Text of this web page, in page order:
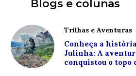
Blogs e colunas
Trilhas e Aventuras
Conheça a
Julinha: A
conquistou o topo